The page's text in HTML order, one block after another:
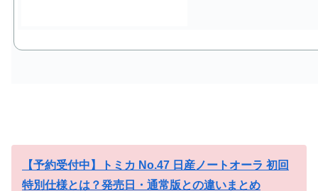
【予約受付中】トミカ No.47 日産ノートオーラ 初回
特別仕様とは？発売日・通常版との違いまとめ